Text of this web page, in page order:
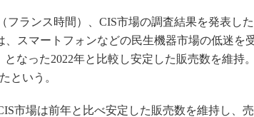
ための新行動論
フランス時間）、CIS市場の調査結果を発表し
、スマートフォンなどの民生機器市場の低迷を
となった2022年と比較し安定した販売数を維持
という。
市場は前年と比べ安定した販売数を維持し、